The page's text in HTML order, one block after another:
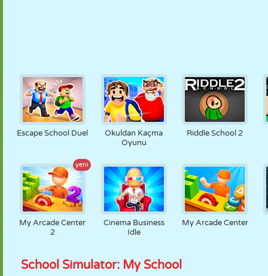
Escape School Duel
Okuldan Kaçma
Oyunu
Riddle School 2
yeni
My Arcade Center
2
Cinema Business
Idle
My Arcade Center
School Simulator: My School